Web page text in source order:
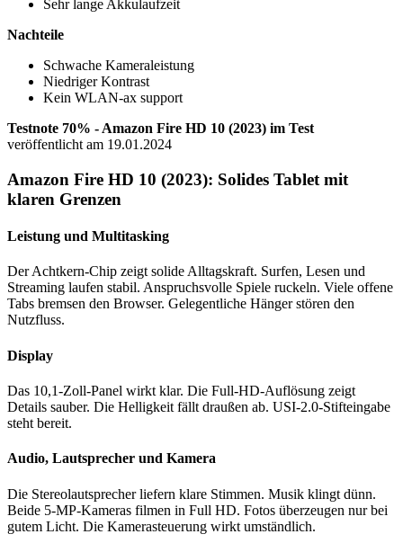
Sehr lange Akkulaufzeit
Nachteile
Schwache Kameraleistung
Niedriger Kontrast
Kein WLAN-ax support
Testnote 70% - Amazon Fire HD 10 (2023) im Test
veröffentlicht am 19.01.2024
Amazon Fire HD 10 (2023): Solides Tablet mit
klaren Grenzen
Leistung und Multitasking
Der Achtkern-Chip zeigt solide Alltagskraft. Surfen, Lesen und
Streaming laufen stabil. Anspruchsvolle Spiele ruckeln. Viele offene
Tabs bremsen den Browser. Gelegentliche Hänger stören den
Nutzfluss.
Display
Das 10,1-Zoll-Panel wirkt klar. Die Full-HD-Auflösung zeigt
Details sauber. Die Helligkeit fällt draußen ab. USI-2.0-Stifteingabe
steht bereit.
Audio, Lautsprecher und Kamera
Die Stereolautsprecher liefern klare Stimmen. Musik klingt dünn.
Beide 5-MP-Kameras filmen in Full HD. Fotos überzeugen nur bei
gutem Licht. Die Kamerasteuerung wirkt umständlich.